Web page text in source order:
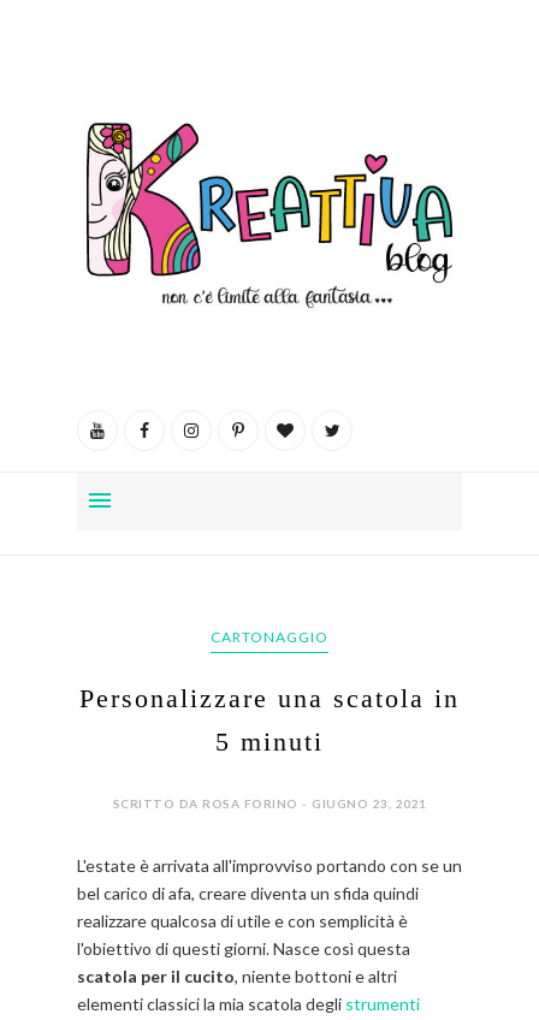
CARTONAGGIO
Personalizzare una scatola in
5 minuti
SCRITTO DA ROSA FORINO - GIUGNO 23, 2021
L'estate è arrivata all'improvviso portando con se un
bel carico di afa, creare diventa un sfida quindi
realizzare qualcosa di utile e con semplicità è
l'obiettivo di questi giorni. Nasce così questa
scatola per il cucito, niente bottoni e altri
elementi classici la mia scatola degli strumenti